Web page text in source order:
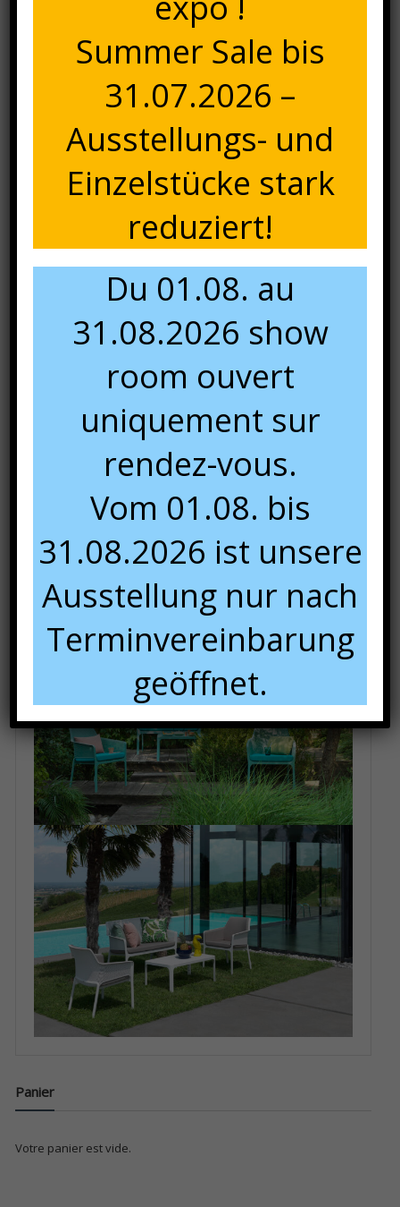
Panier
Votre panier est vide.
Summer Sale bis
31.07.2026 –
Ausstellungs- und
Einzelstücke stark
reduziert!
Du 01.08. au
31.08.2026 show
room ouvert
uniquement sur
rendez-vous.
Vom 01.08. bis
31.08.2026 ist unsere
Ausstellung nur nach
Terminvereinbarung
geöffnet.